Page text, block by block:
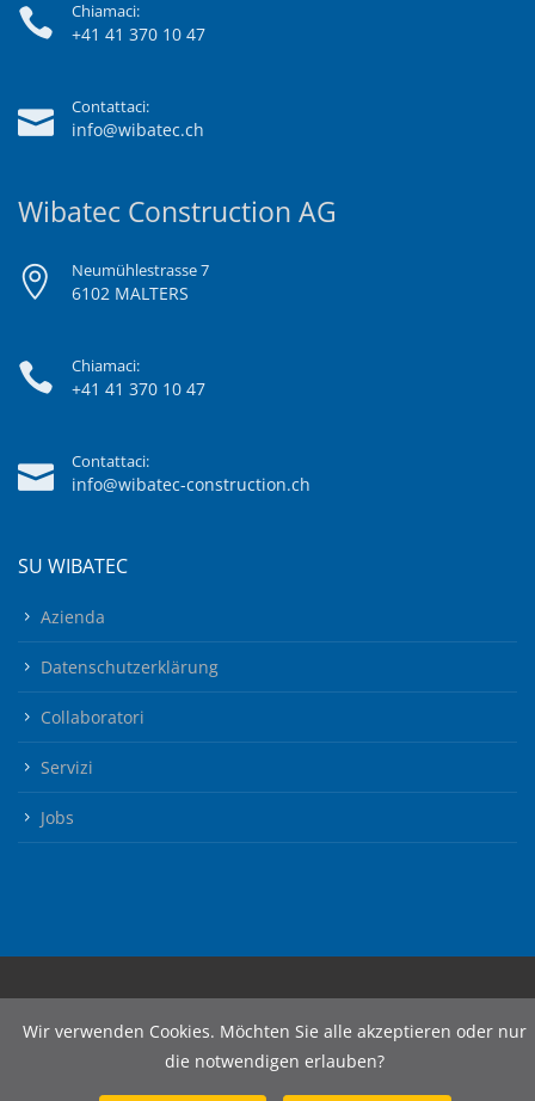
Chiamaci:
+41 41 370 10 47
Contattaci:
info@wibatec.ch
Wibatec Construction AG
Neumühlestrasse 7
6102 MALTERS
Chiamaci:
+41 41 370 10 47
Contattaci:
info@wibatec-construction.ch
SU WIBATEC
Azienda
Datenschutzerklärung
Collaboratori
Servizi
Jobs
© 2026 Wibatec AG
Wir verwenden Cookies. Möchten Sie alle akzeptieren oder nur
die notwendigen erlauben?